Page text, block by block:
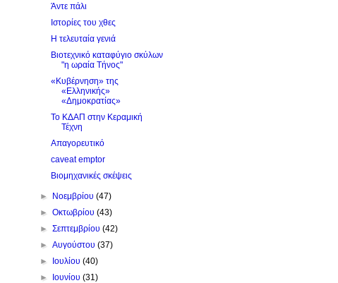
Άντε πάλι
Ιστορίες του χθες
Η τελευταία γενιά
Βιοτεχνικό καταφύγιο σκύλων
"η ωραία Τήνος"
«Κυβέρνηση» της
«Ελληνικής»
«Δημοκρατίας»
Το ΚΔΑΠ στην Κεραμική
Τέχνη
Απαγορευτικό
caveat emptor
Βιομηχανικές σκέψεις
► Νοεμβρίου(47)
►Οκτωβρίου(43)
►Σεπτεμβρίου(42)
►Αυγούστου(37)
► Ιουλίου(40)
► Ιουνίου(31)